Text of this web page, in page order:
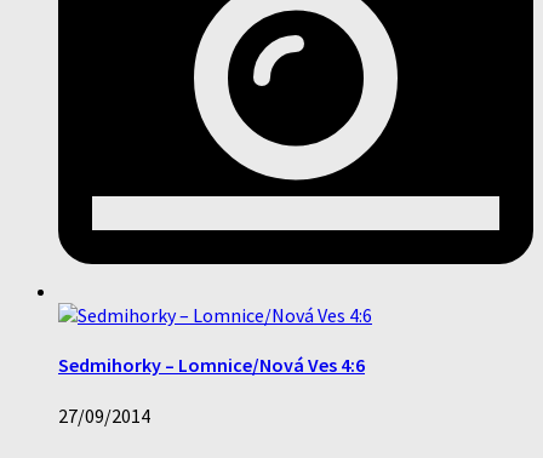
Sedmihorky – Lomnice/Nová Ves 4:6
27/09/2014